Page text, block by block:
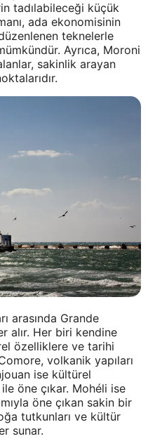
tadılabileceği küçük
ada ekonomisinin
teknelerle
Ayrıca, Moroni
sakinlik arayan
arasında Grande
alır. Her biri kendine
özelliklere ve tarihi
volkanik yapıları
ise kültürel
öne çıkar. Mohéli ise
öne çıkan sakin bir
tutkunları ve kültür
sunar.